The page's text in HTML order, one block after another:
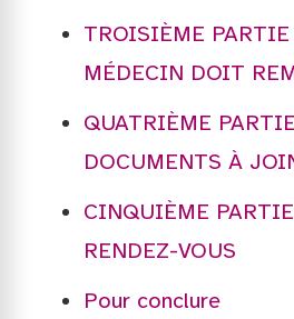
TROISIÈME
MÉDECIN DOIT
QUATRIÈME
DOCUMENTS À
CINQUIÈME
RENDEZ-VOUS
Pour conclure